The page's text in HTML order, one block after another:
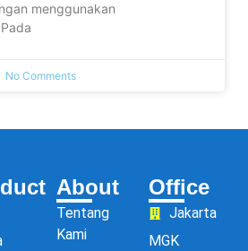
menggunakan
No Comments
About
Tentang
Kami
Office
Jakarta
MGK